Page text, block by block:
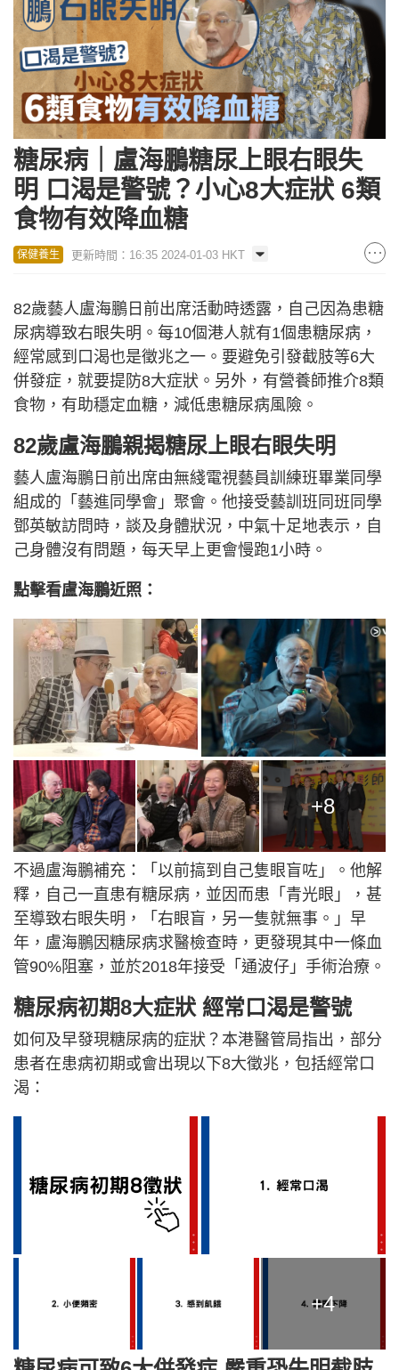
糖尿病｜盧海鵬糖尿上眼右眼失
明 口渴是警號？小心8大症狀 6類
食物有效降血糖
保健養生 更新時間：16:35 2024-01-03 HKT
82歲藝人盧海鵬日前出席活動時透露，自己因為患糖
尿病導致右眼失明。每10個港人就有1個患糖尿病，
經常感到口渴也是徵兆之一。要避免引發截肢等6大
併發症，就要提防8大症狀。另外，有營養師推介8類
食物，有助穩定血糖，減低患糖尿病風險。
82歲盧海鵬親揭糖尿上眼右眼失明
藝人盧海鵬日前出席由無綫電視藝員訓練班畢業同學
組成的「藝進同學會」聚會。他接受藝訓班同班同學
鄧英敏訪問時，談及身體狀況，中氣十足地表示，自
己身體沒有問題，每天早上更會慢跑1小時。
點擊看盧海鵬近照：
+8
不過盧海鵬補充：「以前搞到自己隻眼盲咗」。他解
釋，自己一直患有糖尿病，並因而患「青光眼」，甚
至導致右眼失明，「右眼盲，另一隻就無事。」早
年，盧海鵬因糖尿病求醫檢查時，更發現其中一條血
管90%阻塞，並於2018年接受「通波仔」手術治療。
糖尿病初期8大症狀 經常口渴是警號
如何及早發現糖尿病的症狀？本港醫管局指出，部分
患者在患病初期或會出現以下8大徵兆，包括經常口
渴：
+4